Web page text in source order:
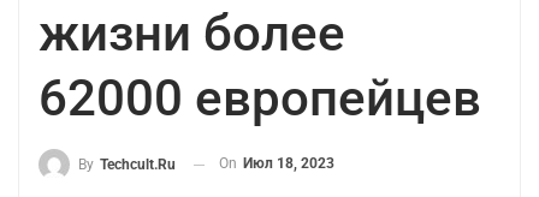
жизни более
62000 европейцев
By Techcult.ru On Июл 18, 2023